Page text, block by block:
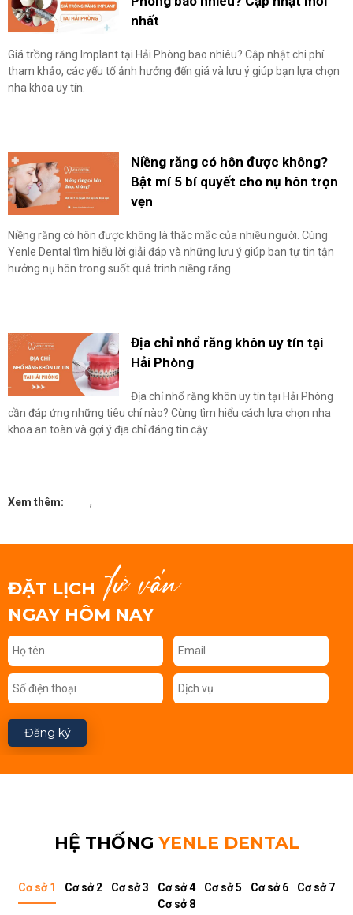
nhất
Giá trồng răng Implant tại Hải Phòng bao nhiêu? Cập nhật chi phí
tham khảo, các yếu tố ảnh hưởng đến giá và lưu ý giúp bạn lựa chọn
nha khoa uy tín.
Niềng răng có hôn được không?
Bật mí 5 bí quyết cho nụ hôn trọn
vẹn
Niềng răng có hôn được không là thắc mắc của nhiều người. Cùng
Yenle Dental tìm hiểu lời giải đáp và những lưu ý giúp bạn tự tin tận
hưởng nụ hôn trong suốt quá trình niềng răng.
Địa chỉ nhổ răng khôn uy tín tại
Hải Phòng
Địa chỉ nhổ răng khôn uy tín tại Hải Phòng
cần đáp ứng những tiêu chí nào? Cùng tìm hiểu cách lựa chọn nha
khoa an toàn và gợi ý địa chỉ đáng tin cậy.
Xem thêm: ,
ĐẶT LỊCH tư vấn
NGAY HÔM NAY
Đăng ký
HỆ THỐNG YENLE DENTAL
Cơ sở 1 Cơ sở 2 Cơ sở 3 Cơ sở 4 Cơ sở 5 Cơ sở 6
Cơ sở 7
Cơ sở 8